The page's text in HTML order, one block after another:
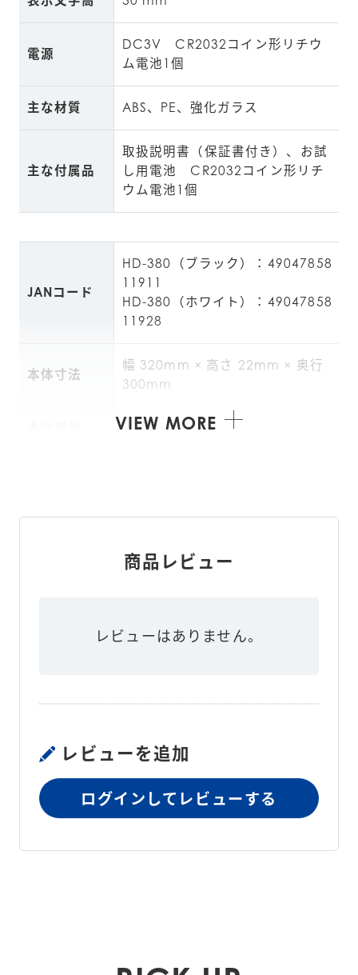
電源
DC3V　CR2032コイン形リチウ
ム電池1個
主な材質 ABS、PE、強化ガラス
主な付属品
取扱説明書（保証書付き）、お試
し用電池　CR2032コイン形リチ
ウム電池1個
JANコード
HD-380（ブラック）：49047858
11911
HD-380（ホワイト）：49047858
11928
本体寸法
幅 320mm × 高さ 22mm × 奥行
300mm
約 1.7kg
VIEW MORE
商品レビュー
レビューはありません。
レビューを追加
ログインしてレビューする